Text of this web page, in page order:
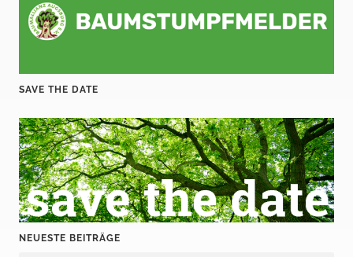
SAVE THE DATE
NEUESTE BEITRÄGE